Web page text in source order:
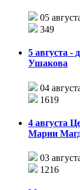
05
349
5 августа -
Ушакова
04
1619
4 августа
Марии
03
1216